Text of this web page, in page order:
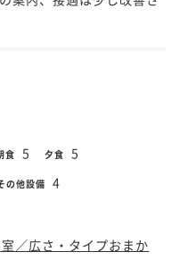
食 5 夕食 5
の他設備 4
／広さ・タイプおまか